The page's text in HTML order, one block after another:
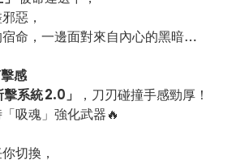
惡，
命，一邊面對來自內心的黑暗…
感
擊系統 2.0」
，刀刃碰撞手感勁厚！
吸魂」強化武器🔥
切換，